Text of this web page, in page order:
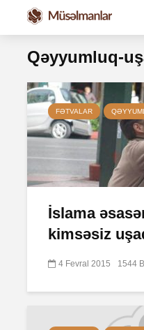
Qəyyumluq-
FƏTVALAR
İslama
kimsəsiz
4 Fevral 2015 1544